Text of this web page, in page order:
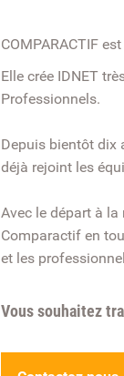
COMPARACTIF
Elle crée IDNET
Professionnels.
Depuis bientôt dix
déjà rejoint les
Avec le départ à
Comparactif en
et les
Vous souhaitez